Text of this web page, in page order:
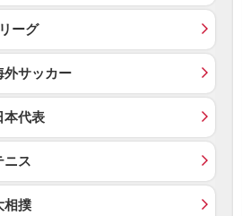
ーグ
外サッカー
本代表
ニス
相撲